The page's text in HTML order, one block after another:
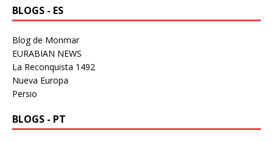
BLOGS - ES
Blog de Monmar
EURABIAN NEWS
La Reconquista 1492
Nueva Europa
Persio
BLOGS - PT